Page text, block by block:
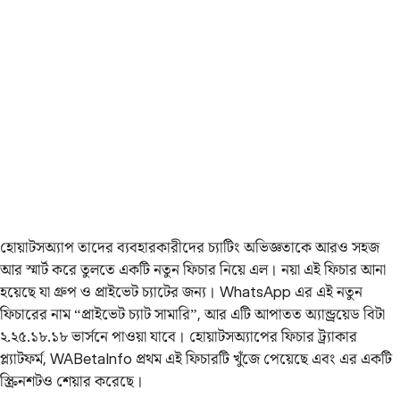
হোয়াটসঅ্যাপ তাদের ব্যবহারকারীদের চ্যাটিং অভিজ্ঞতাকে আরও সহজ
আর স্মার্ট করে তুলতে একটি নতুন ফিচার নিয়ে এল। নয়া এই ফিচার আনা
হয়েছে যা গ্রুপ ও প্রাইভেট চ্যাটের জন্য। WhatsApp এর এই নতুন
ফিচারের নাম “প্রাইভেট চ্যাট সামারি”, আর এটি আপাতত অ্যান্ড্রয়েড বিটা
২.২৫.১৮.১৮ ভার্সনে পাওয়া যাবে। হোয়াটসঅ্যাপের ফিচার ট্র্যাকার
প্ল্যাটফর্ম, WABetaInfo প্রথম এই ফিচারটি খুঁজে পেয়েছে এবং এর একটি
স্ক্রিনশটও শেয়ার করেছে।